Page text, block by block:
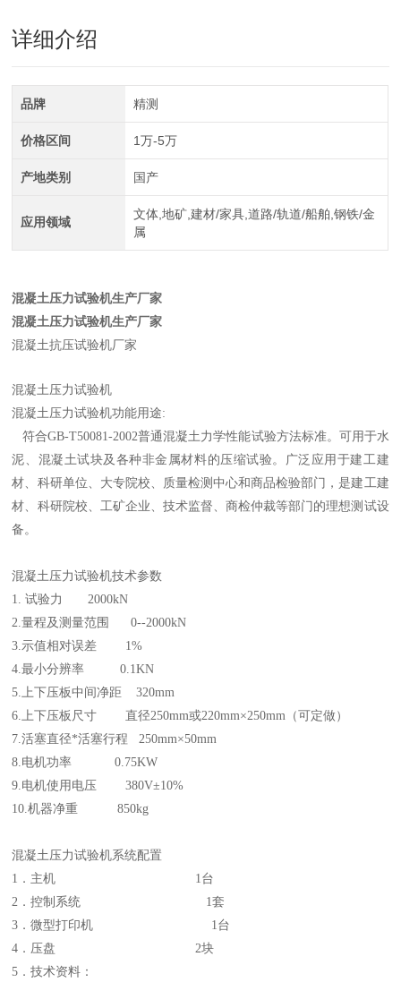
详细介绍
品牌 精测
价格区间 1万-5万
产地类别 国产
应用领域
文体,地矿,建材/家具,道路/轨道/船舶,钢铁/金
属
混凝土压力试验机生产厂家
混凝土压力试验机生产厂家
混凝土抗压试验机厂家
混凝土压力试验机
混凝土压力试验机功能用途:
符合GB-T50081-2002普通混凝土力学性能试验方法标准。可用于水
泥、混凝土试块及各种非金属材料的压缩试验。广泛应用于建工建
材、科研单位、大专院校、质量检测中心和商品检验部门，是建工建
材、科研院校、工矿企业、技术监督、商检仲裁等部门的理想测试设
备。
混凝土压力试验机技术参数
1. 试验力 2000kN
2.量程及测量范围 0--2000kN
3.示值相对误差 1%
4.最小分辨率 0.1KN
5.上下压板中间净距 320mm
6.上下压板尺寸 直径250mm或220mm×250mm（可定做）
7.活塞直径*活塞行程 250mm×50mm
8.电机功率 0.75KW
9.电机使用电压 380V±10%
10.机器净重 850kg
混凝土压力试验机系统配置
1．主机 1台
2．控制系统 1套
3．微型打印机 1台
4．压盘 2块
5．技术资料：